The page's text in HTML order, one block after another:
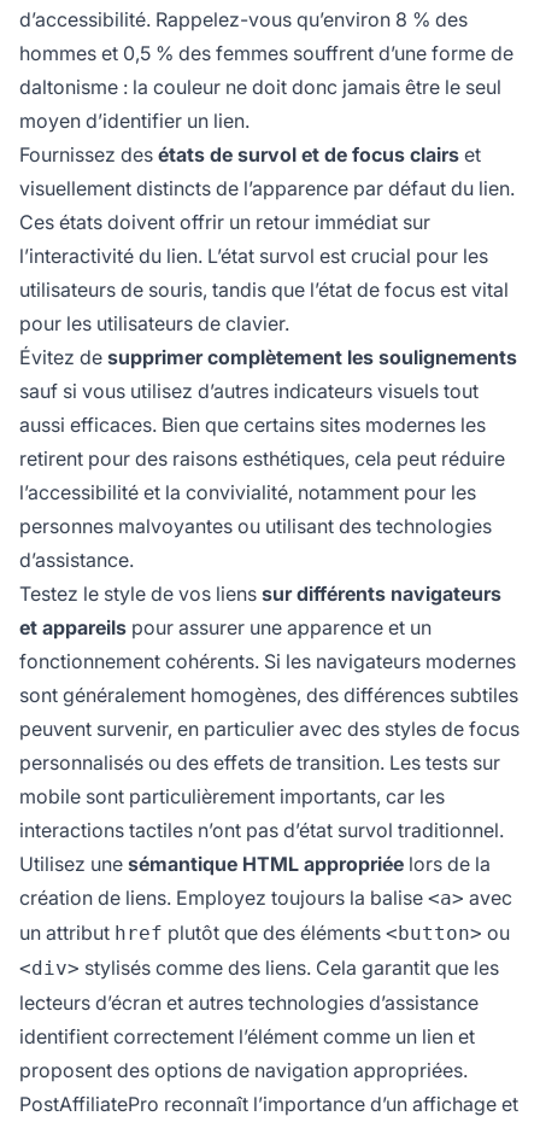
d’accessibilité. Rappelez-vous qu’environ 8 % des
hommes et 0,5 % des femmes souffrent d’une forme de
daltonisme : la couleur ne doit donc jamais être le seul
moyen d’identifier un lien.
Fournissez des états de survol et de focus clairs et
visuellement distincts de l’apparence par défaut du lien.
Ces états doivent offrir un retour immédiat sur
l’interactivité du lien. L’état survol est crucial pour les
utilisateurs de souris, tandis que l’état de focus est vital
pour les utilisateurs de clavier.
Évitez de supprimer complètement les soulignements
sauf si vous utilisez d’autres indicateurs visuels tout
aussi efficaces. Bien que certains sites modernes les
retirent pour des raisons esthétiques, cela peut réduire
l’accessibilité et la convivialité, notamment pour les
personnes malvoyantes ou utilisant des technologies
d’assistance.
Testez le style de vos liens sur différents navigateurs
et appareils pour assurer une apparence et un
fonctionnement cohérents. Si les navigateurs modernes
sont généralement homogènes, des différences subtiles
peuvent survenir, en particulier avec des styles de focus
personnalisés ou des effets de transition. Les tests sur
mobile sont particulièrement importants, car les
interactions tactiles n’ont pas d’état survol traditionnel.
Utilisez une sémantique HTML appropriée lors de la
création de liens. Employez toujours la balise <a> avec
un attribut href plutôt que des éléments <button> ou
<div> stylisés comme des liens. Cela garantit que les
lecteurs d’écran et autres technologies d’assistance
identifient correctement l’élément comme un lien et
proposent des options de navigation appropriées.
PostAffiliatePro reconnaît l’importance d’un affichage et